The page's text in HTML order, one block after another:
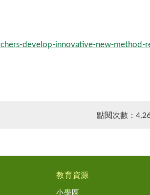
develop-innovative-new-
點閱次數：
教育資源
小學區